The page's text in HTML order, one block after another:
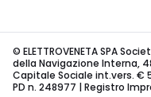
© ELETTROVENETA SPA
della Navigazione Interna,
Capitale Sociale int.vers. €
PD n. 248977 | Registro